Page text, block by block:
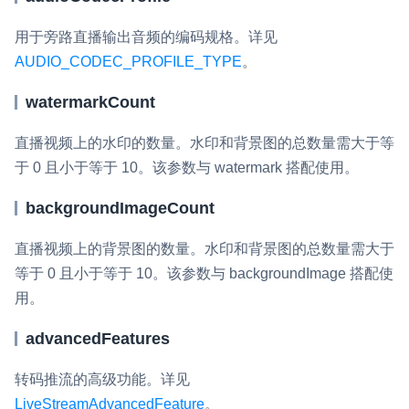
用于旁路直播输出音频的编码规格。详见
AUDIO_CODEC_PROFILE_TYPE。
watermarkCount
直播视频上的水印的数量。水印和背景图的总数量需大于等
于 0 且小于等于 10。该参数与 watermark 搭配使用。
backgroundImageCount
直播视频上的背景图的数量。水印和背景图的总数量需大于
等于 0 且小于等于 10。该参数与 backgroundImage 搭配使
用。
advancedFeatures
转码推流的高级功能。详见
LiveStreamAdvancedFeature。